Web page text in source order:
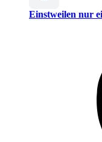
Einstweilen nur